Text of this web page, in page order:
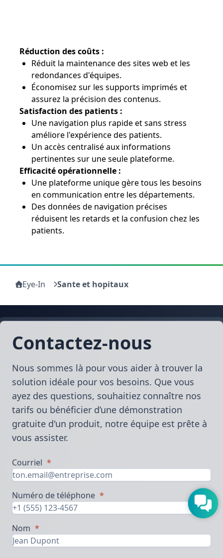
Eye-In Sante et hopitaux
Réduction des coûts :
Réduit la maintenance des sites web et les
redondances d'équipes.
Économisez sur les supports imprimés et
assurez la précision des contenus.
Satisfaction des patients :
Une navigation plus rapide et sans stress
améliore l'expérience des patients.
Un accès centralisé aux informations
pertinentes sur une seule plateforme.
Efficacité opérationnelle :
Une plateforme unique gère tous les besoins
en communication entre les départements.
Des données de navigation précises
réduisent les retards et la confusion chez les
patients.
Contactez-nous
Nous sommes là pour vous aider à trouver la
solution idéale pour vos besoins. Que vous
ayez des questions, souhaitiez connaître nos
tarifs ou bénéficier d’une démonstration
gratuite d'un produit, notre équipe est prête à
vous assister.
Courriel *
Numéro de téléphone *
Nom *